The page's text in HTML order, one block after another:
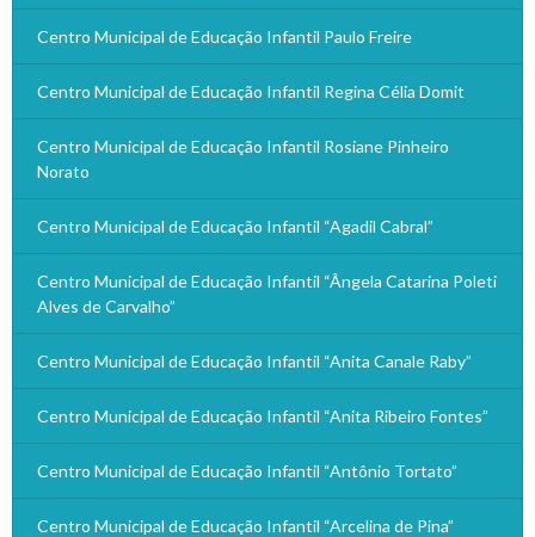
Centro Municipal de Educação Infantil Paulo Freire
Centro Municipal de Educação Infantil Regina Célia Domit
Centro Municipal de Educação Infantil Rosiane Pinheiro
Norato
Centro Municipal de Educação Infantil “Agadil Cabral”
Centro Municipal de Educação Infantil “Ângela Catarina Poleti
Alves de Carvalho”
Centro Municipal de Educação Infantil “Anita Canale Raby”
Centro Municipal de Educação Infantil “Anita Ribeiro Fontes”
Centro Municipal de Educação Infantil “Antônio Tortato”
Centro Municipal de Educação Infantil “Arcelina de Pina”